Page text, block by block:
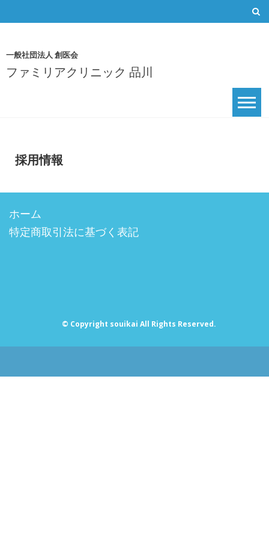
to
一般社団法人 創医会
ファミリアクリニック 品川
採用情報
ホーム
特定商取引法に基づく表記
© Copyright souikai All Rights Reserved.